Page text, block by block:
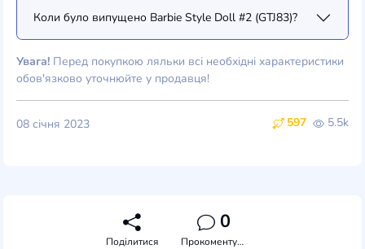
Коли було випущено Barbie Style Doll #2 (GTJ83)?
Увага! Перед покупкою ляльки всі необхідні характеристики
обов'язково уточнюйте у продавця!
597 5.5k
08 січня 2023
Поділитися
0
Прокоментувати